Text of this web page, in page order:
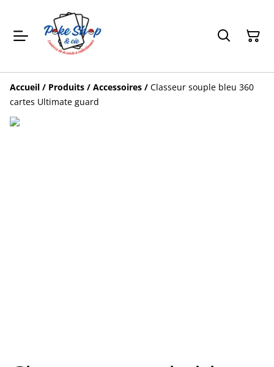
Accueil / Produits / Accessoires / Classeur souple bleu 360
cartes Ultimate guard